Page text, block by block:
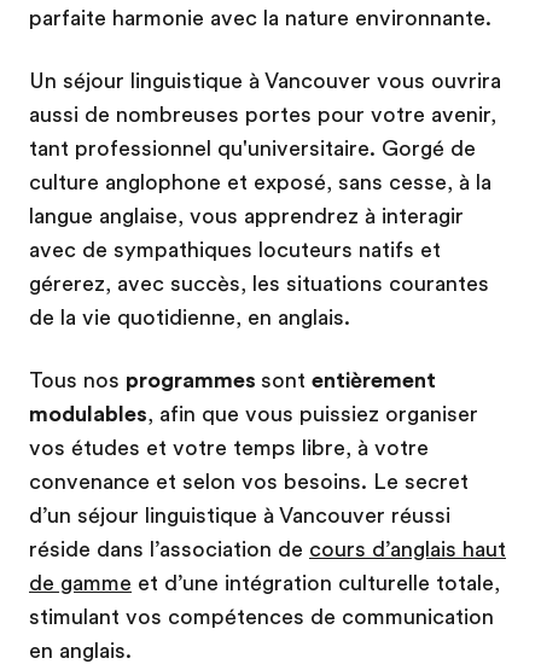
parfaite harmonie avec la nature environnante.
Un séjour linguistique à Vancouver vous ouvrira
aussi de nombreuses portes pour votre avenir,
tant professionnel qu'universitaire. Gorgé de
culture anglophone et exposé, sans cesse, à la
langue anglaise, vous apprendrez à interagir
avec de sympathiques locuteurs natifs et
gérerez, avec succès, les situations courantes
de la vie quotidienne, en anglais.
Tous nos programmes sont entièrement
modulables, afin que vous puissiez organiser
vos études et votre temps libre, à votre
convenance et selon vos besoins. Le secret
d’un séjour linguistique à Vancouver réussi
réside dans l’association de cours d’anglais haut
de gamme et d’une intégration culturelle totale,
stimulant vos compétences de communication
en anglais.